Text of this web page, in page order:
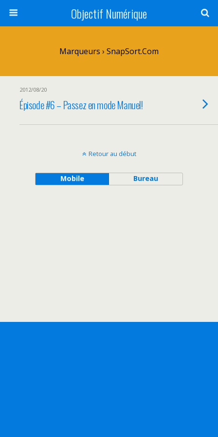
Objectif Numérique
Marqueurs › SnapSort.com
2012/08/20
Épisode #6 – Passez en mode Manuel!
Retour au début
Mobile Bureau